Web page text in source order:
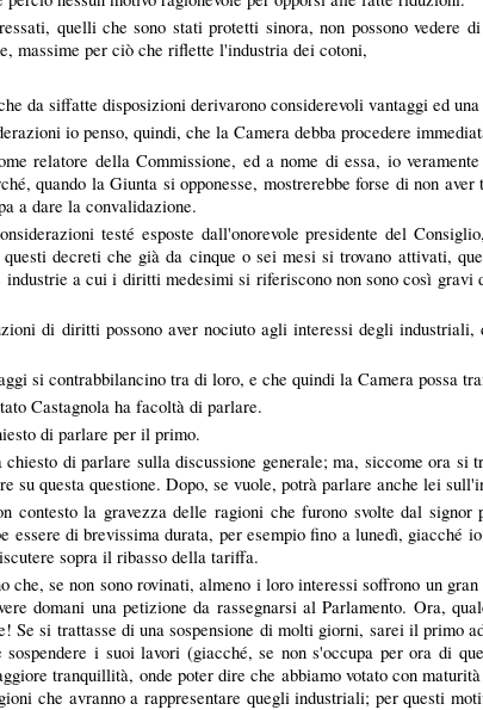
quelli che sono stati protetti sinora, non possono vedere
massime per ciò che riflette l'industria dei cotoni,
da siffatte disposizioni derivarono considerevoli vantaggi ed
io penso, quindi, che la Camera debba procedere
relatore della Commissione, ed a nome di essa, io
quando la Giunta si opponesse, mostrerebbe forse di non
a dare la convalidazione.
testé esposte dall'onorevole presidente del
decreti che già da cinque o sei mesi si trovano attivati,
a cui i diritti medesimi si riferiscono non sono così gravi
di diritti possono aver nociuto agli interessi degli
si contrabbilancino tra di loro, e che quindi la Camera possa
Castagnola ha facoltà di parlare.
di parlare per il primo.
di parlare sulla discussione generale; ma, siccome ora si
su questa questione. Dopo, se vuole, potrà parlare anche lei
contesto la gravezza delle ragioni che furono svolte dal
essere di brevissima durata, per esempio fino a lunedì,
sopra il ribasso della tariffa.
che, se non sono rovinati, almeno i loro interessi soffrono un
domani una petizione da rassegnarsi al Parlamento. Ora,
Se si trattasse di una sospensione di molti giorni, sarei il primo
sospendere i suoi lavori (giacché, se non s'occupa per ora di
tranquillità, onde poter dire che abbiamo votato con
che avranno a rappresentare quegli industriali; per questi